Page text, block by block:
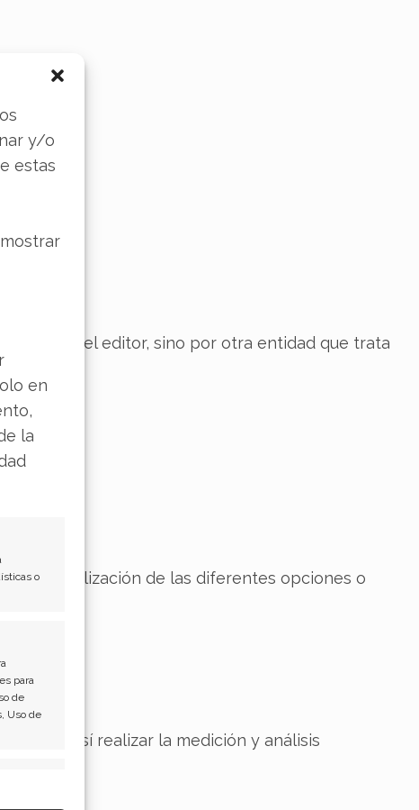
y/o
estas
en
la
o
para
de
Uso de
por el editor, sino por otra entidad que trata
y la utilización de las diferentes opciones o
y así realizar la medición y análisis